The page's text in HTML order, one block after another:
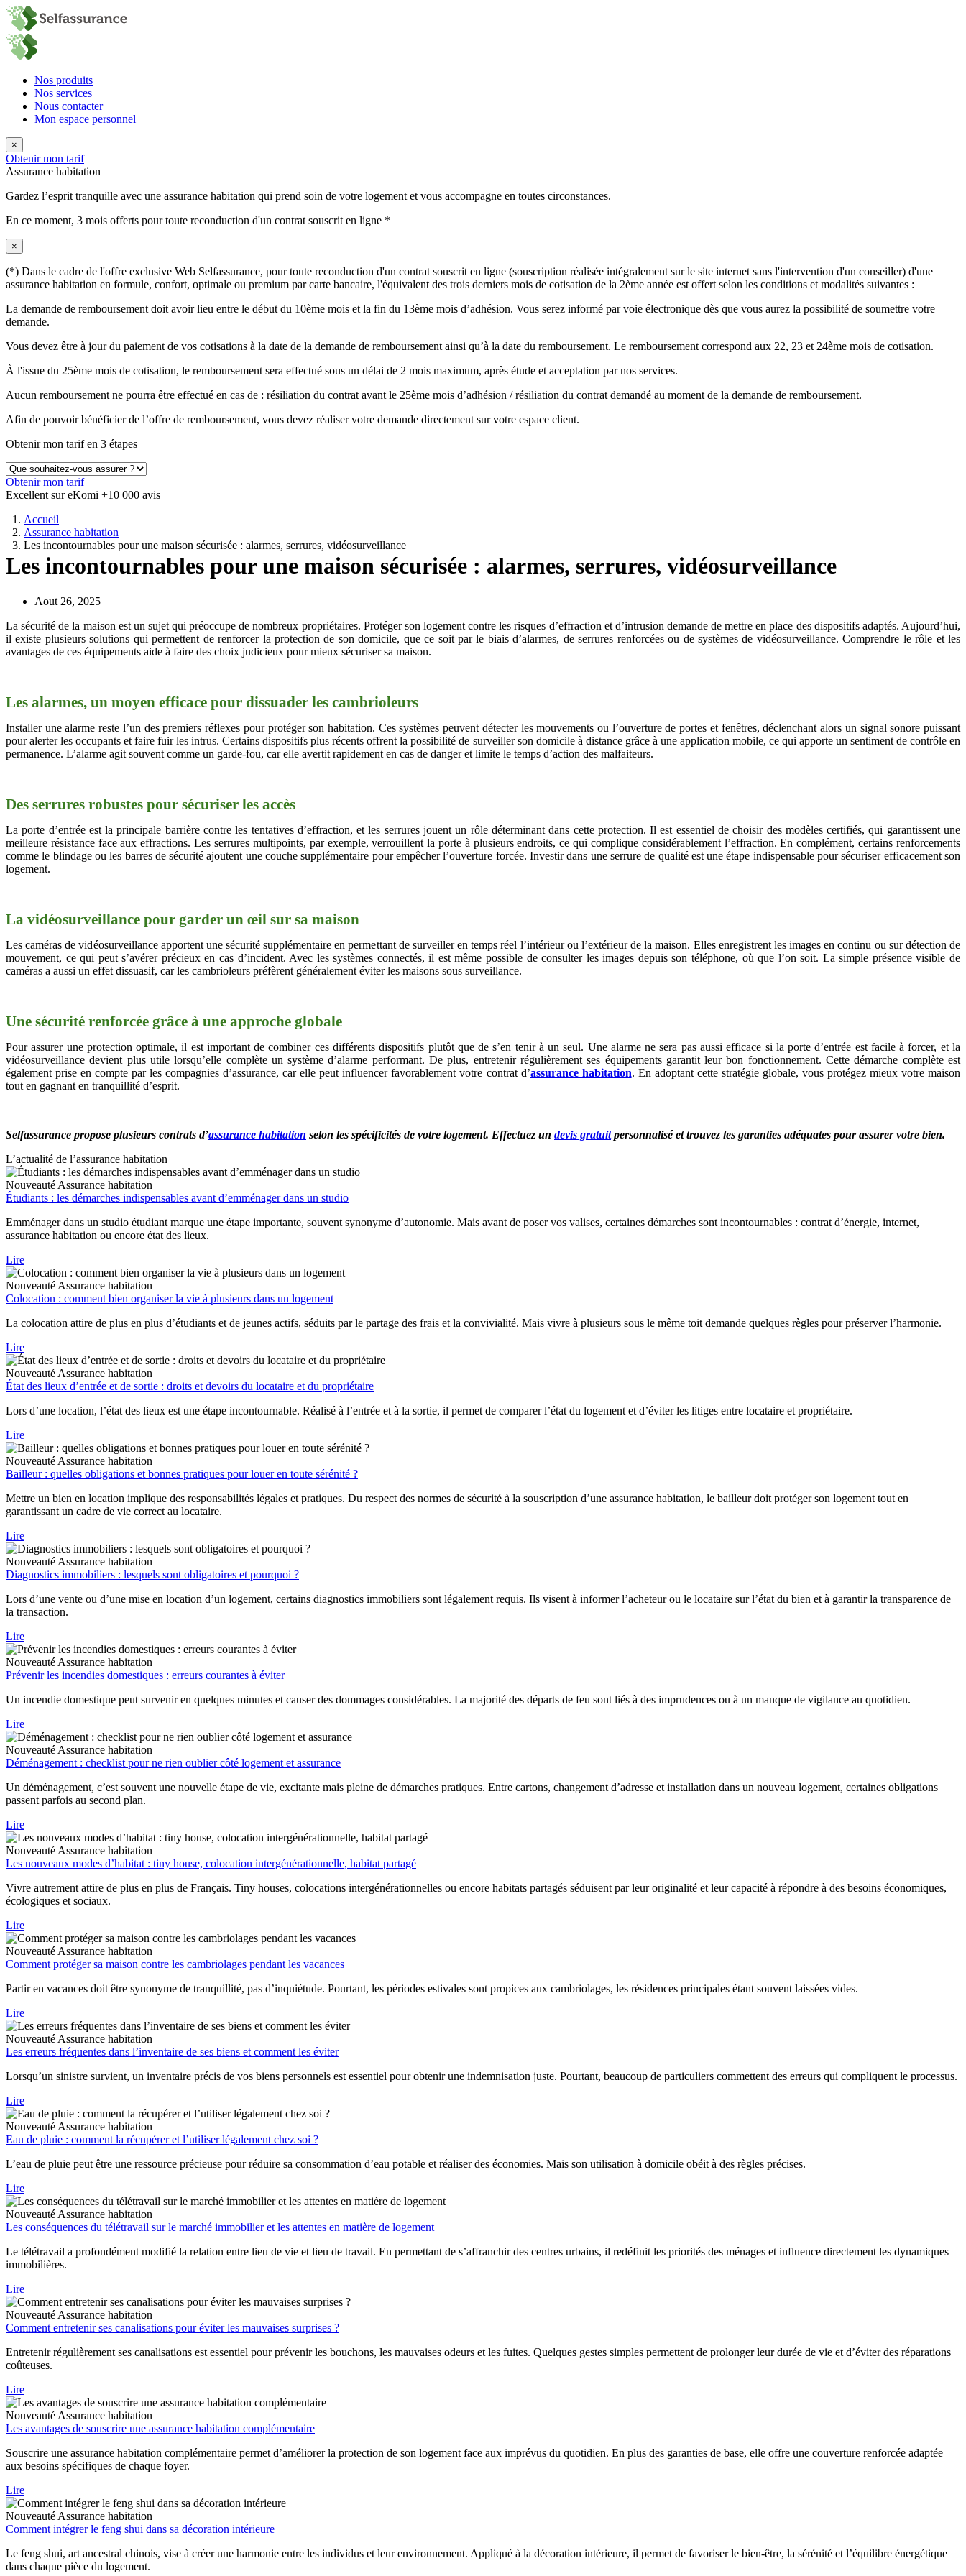
Nos produits
Nos services
Nous contacter
Mon espace personnel
×
Obtenir mon tarif
Assurance habitation
Gardez l’esprit tranquille avec une assurance habitation qui prend soin de votre logement et vous accompagne en toutes circonstances.
En ce moment, 3 mois offerts pour toute reconduction d'un contrat souscrit en ligne *
×
(*) Dans le cadre de l'offre exclusive Web Selfassurance, pour toute reconduction d'un contrat souscrit en ligne (souscription réalisée intégralement sur le site internet sans l'intervention d'un conseiller) d'une
assurance habitation en formule, confort, optimale ou premium par carte bancaire, l'équivalent des trois derniers mois de cotisation de la 2ème année est offert selon les conditions et modalités suivantes :
La demande de remboursement doit avoir lieu entre le début du 10ème mois et la fin du 13ème mois d’adhésion. Vous serez informé par voie électronique dès que vous aurez la possibilité de soumettre votre
demande.
Vous devez être à jour du paiement de vos cotisations à la date de la demande de remboursement ainsi qu’à la date du remboursement. Le remboursement correspond aux 22, 23 et 24ème mois de cotisation.
À l'issue du 25ème mois de cotisation, le remboursement sera effectué sous un délai de 2 mois maximum, après étude et acceptation par nos services.
Aucun remboursement ne pourra être effectué en cas de : résiliation du contrat avant le 25ème mois d’adhésion / résiliation du contrat demandé au moment de la demande de remboursement.
Afin de pouvoir bénéficier de l’offre de remboursement, vous devez réaliser votre demande directement sur votre espace client.
Obtenir mon tarif en 3 étapes
Obtenir mon tarif
Excellent sur eKomi +10 000 avis
Accueil
Assurance habitation
Les incontournables pour une maison sécurisée : alarmes, serrures, vidéosurveillance
Les incontournables pour une maison sécurisée : alarmes, serrures, vidéosurveillance
Aout 26, 2025
La sécurité de la maison est un sujet qui préoccupe de nombreux propriétaires. Protéger son logement contre les risques d’effraction et d’intrusion demande de mettre en place des dispositifs adaptés. Aujourd’hui,
il existe plusieurs solutions qui permettent de renforcer la protection de son domicile, que ce soit par le biais d’alarmes, de serrures renforcées ou de systèmes de vidéosurveillance. Comprendre le rôle et les
avantages de ces équipements aide à faire des choix judicieux pour mieux sécuriser sa maison.
Les alarmes, un moyen efficace pour dissuader les cambrioleurs
Installer une alarme reste l’un des premiers réflexes pour protéger son habitation. Ces systèmes peuvent détecter les mouvements ou l’ouverture de portes et fenêtres, déclenchant alors un signal sonore puissant
pour alerter les occupants et faire fuir les intrus. Certains dispositifs plus récents offrent la possibilité de surveiller son domicile à distance grâce à une application mobile, ce qui apporte un sentiment de contrôle en
permanence. L’alarme agit souvent comme un garde-fou, car elle avertit rapidement en cas de danger et limite le temps d’action des malfaiteurs.
Des serrures robustes pour sécuriser les accès
La porte d’entrée est la principale barrière contre les tentatives d’effraction, et les serrures jouent un rôle déterminant dans cette protection. Il est essentiel de choisir des modèles certifiés, qui garantissent une
meilleure résistance face aux effractions. Les serrures multipoints, par exemple, verrouillent la porte à plusieurs endroits, ce qui complique considérablement l’effraction. En complément, certains renforcements
comme le blindage ou les barres de sécurité ajoutent une couche supplémentaire pour empêcher l’ouverture forcée. Investir dans une serrure de qualité est une étape indispensable pour sécuriser efficacement son
logement.
La vidéosurveillance pour garder un œil sur sa maison
Les caméras de vidéosurveillance apportent une sécurité supplémentaire en permettant de surveiller en temps réel l’intérieur ou l’extérieur de la maison. Elles enregistrent les images en continu ou sur détection de
mouvement, ce qui peut s’avérer précieux en cas d’incident. Avec les systèmes connectés, il est même possible de consulter les images depuis son téléphone, où que l’on soit. La simple présence visible de
caméras a aussi un effet dissuasif, car les cambrioleurs préfèrent généralement éviter les maisons sous surveillance.
Une sécurité renforcée grâce à une approche globale
Pour assurer une protection optimale, il est important de combiner ces différents dispositifs plutôt que de s’en tenir à un seul. Une alarme ne sera pas aussi efficace si la porte d’entrée est facile à forcer, et la
vidéosurveillance devient plus utile lorsqu’elle complète un système d’alarme performant. De plus, entretenir régulièrement ses équipements garantit leur bon fonctionnement. Cette démarche complète est
également prise en compte par les compagnies d’assurance, car elle peut influencer favorablement votre contrat d’assurance habitation. En adoptant cette stratégie globale, vous protégez mieux votre maison
tout en gagnant en tranquillité d’esprit.
Selfassurance propose plusieurs contrats d’assurance habitation selon les spécificités de votre logement. Effectuez un devis gratuitpersonnalisé et trouvez les garanties adéquates pour assurer votre bien.
L’actualité de l’assurance habitation
Nouveauté Assurance habitation
Étudiants : les démarches indispensables avant d’emménager dans un studio
Emménager dans un studio étudiant marque une étape importante, souvent synonyme d’autonomie. Mais avant de poser vos valises, certaines démarches sont incontournables : contrat d’énergie, internet,
assurance habitation ou encore état des lieux.
Lire
Nouveauté Assurance habitation
Colocation : comment bien organiser la vie à plusieurs dans un logement
La colocation attire de plus en plus d’étudiants et de jeunes actifs, séduits par le partage des frais et la convivialité. Mais vivre à plusieurs sous le même toit demande quelques règles pour préserver l’harmonie.
Lire
Nouveauté Assurance habitation
État des lieux d’entrée et de sortie : droits et devoirs du locataire et du propriétaire
Lors d’une location, l’état des lieux est une étape incontournable. Réalisé à l’entrée et à la sortie, il permet de comparer l’état du logement et d’éviter les litiges entre locataire et propriétaire.
Lire
Nouveauté Assurance habitation
Bailleur : quelles obligations et bonnes pratiques pour louer en toute sérénité ?
Mettre un bien en location implique des responsabilités légales et pratiques. Du respect des normes de sécurité à la souscription d’une assurance habitation, le bailleur doit protéger son logement tout en
garantissant un cadre de vie correct au locataire.
Lire
Nouveauté Assurance habitation
Diagnostics immobiliers : lesquels sont obligatoires et pourquoi ?
Lors d’une vente ou d’une mise en location d’un logement, certains diagnostics immobiliers sont légalement requis. Ils visent à informer l’acheteur ou le locataire sur l’état du bien et à garantir la transparence de
la transaction.
Lire
Nouveauté Assurance habitation
Prévenir les incendies domestiques : erreurs courantes à éviter
Un incendie domestique peut survenir en quelques minutes et causer des dommages considérables. La majorité des départs de feu sont liés à des imprudences ou à un manque de vigilance au quotidien.
Lire
Nouveauté Assurance habitation
Déménagement : checklist pour ne rien oublier côté logement et assurance
Un déménagement, c’est souvent une nouvelle étape de vie, excitante mais pleine de démarches pratiques. Entre cartons, changement d’adresse et installation dans un nouveau logement, certaines obligations
passent parfois au second plan.
Lire
Nouveauté Assurance habitation
Les nouveaux modes d’habitat : tiny house, colocation intergénérationnelle, habitat partagé
Vivre autrement attire de plus en plus de Français. Tiny houses, colocations intergénérationnelles ou encore habitats partagés séduisent par leur originalité et leur capacité à répondre à des besoins économiques,
écologiques et sociaux.
Lire
Nouveauté Assurance habitation
Comment protéger sa maison contre les cambriolages pendant les vacances
Partir en vacances doit être synonyme de tranquillité, pas d’inquiétude. Pourtant, les périodes estivales sont propices aux cambriolages, les résidences principales étant souvent laissées vides.
Lire
Nouveauté Assurance habitation
Les erreurs fréquentes dans l’inventaire de ses biens et comment les éviter
Lorsqu’un sinistre survient, un inventaire précis de vos biens personnels est essentiel pour obtenir une indemnisation juste. Pourtant, beaucoup de particuliers commettent des erreurs qui compliquent le processus.
Lire
Nouveauté Assurance habitation
Eau de pluie : comment la récupérer et l’utiliser légalement chez soi ?
L’eau de pluie peut être une ressource précieuse pour réduire sa consommation d’eau potable et réaliser des économies. Mais son utilisation à domicile obéit à des règles précises.
Lire
Nouveauté Assurance habitation
Les conséquences du télétravail sur le marché immobilier et les attentes en matière de logement
Le télétravail a profondément modifié la relation entre lieu de vie et lieu de travail. En permettant de s’affranchir des centres urbains, il redéfinit les priorités des ménages et influence directement les dynamiques
immobilières.
Lire
Nouveauté Assurance habitation
Comment entretenir ses canalisations pour éviter les mauvaises surprises ?
Entretenir régulièrement ses canalisations est essentiel pour prévenir les bouchons, les mauvaises odeurs et les fuites. Quelques gestes simples permettent de prolonger leur durée de vie et d’éviter des réparations
coûteuses.
Lire
Nouveauté Assurance habitation
Les avantages de souscrire une assurance habitation complémentaire
Souscrire une assurance habitation complémentaire permet d’améliorer la protection de son logement face aux imprévus du quotidien. En plus des garanties de base, elle offre une couverture renforcée adaptée
aux besoins spécifiques de chaque foyer.
Lire
Nouveauté Assurance habitation
Comment intégrer le feng shui dans sa décoration intérieure
Le feng shui, art ancestral chinois, vise à créer une harmonie entre les individus et leur environnement. Appliqué à la décoration intérieure, il permet de favoriser le bien-être, la sérénité et l’équilibre énergétique
dans chaque pièce du logement.